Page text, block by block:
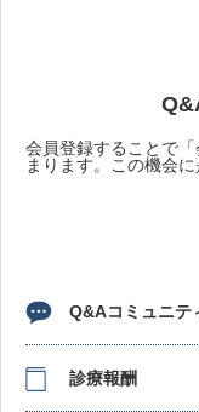
会員登録することで
まります。この機会
Q&Aコミュニテ
診療報酬